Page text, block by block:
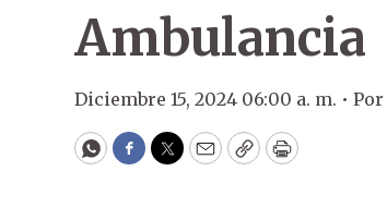
Ambulancia
Diciembre 15, 2024 06:00 a. m. • Por
WhatsApp
Facebook
Twitter
EmailCopyPrint